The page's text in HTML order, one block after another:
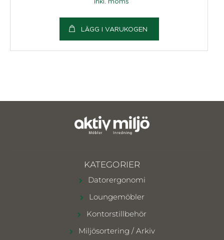
LÄGG I VARUKOGEN
KATEGORIER
Datorergonomi
Loungemöbler
Kontorstillbehör
Miljösortering / Arkiv